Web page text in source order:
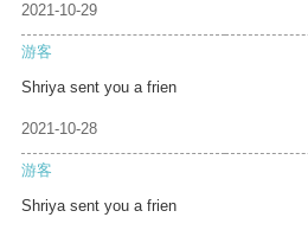
2021-10-29
游客
Shriya sent you a frien
2021-10-28
游客
Shriya sent you a frien